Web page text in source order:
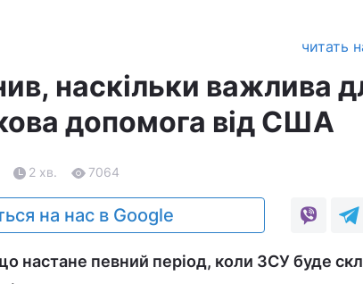
читать
наскільки важлива
допомога від США
2 хв. 7064
на нас в Google
настане певний період, коли ЗСУ буде